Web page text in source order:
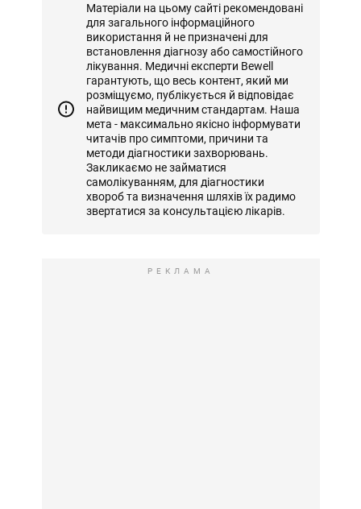
Матеріали на цьому сайті рекомендовані
для загального інформаційного
використання й не призначені для
встановлення діагнозу або самостійного
лікування. Медичні експерти Bewell
гарантують, що весь контент, який ми
розміщуємо, публікується й відповідає
найвищим медичним стандартам. Наша
мета - максимально якісно інформувати
читачів про симптоми, причини та
методи діагностики захворювань.
Закликаємо не займатися
самолікуванням, для діагностики
хвороб та визначення шляхів їх радимо
звертатися за консультацією лікарів.
РЕКЛАМА